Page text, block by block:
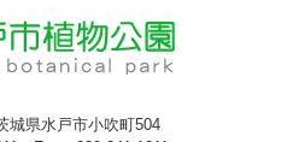
県水戸市小吹町504